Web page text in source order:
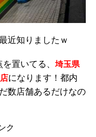
近知りましたｗ
置いてる、 埼玉県
になります！都内
数店舗あるだけなの
ク